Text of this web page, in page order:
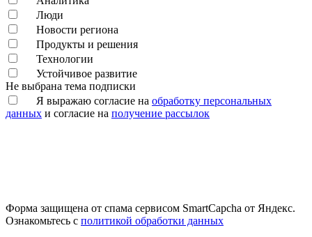
Люди
Новости региона
Продукты и решения
Технологии
Устойчивое развитие
Не выбрана тема подписки
Я выражаю согласие на обработку персональных
данных и согласие на получение рассылок
Форма защищена от спама сервисом SmartCapcha от Яндекс.
Ознакомьтесь с политикой обработки данных